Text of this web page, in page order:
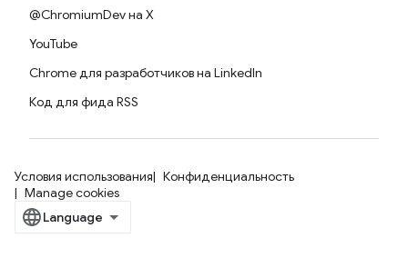
@ChromiumDev на X
YouTube
Chrome для разработчиков на LinkedIn
Код для фида RSS
Условия использования
Конфиденциальность
Manage cookies